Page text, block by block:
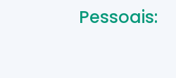
Pessoais: